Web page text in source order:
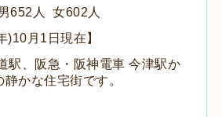
652人 女602人
)10月1日現在】
駅、阪急・阪神電車 今津駅か
かな住宅街です。